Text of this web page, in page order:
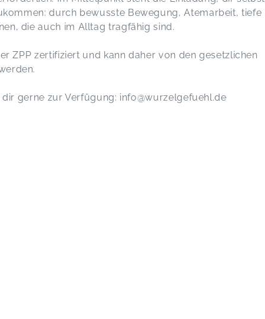
durch bewusste Bewegung, Atemarbeit, tiefe
die auch im Alltag tragfähig sind.
ZPP zertifiziert und kann daher von den gesetzlichen
gerne zur Verfügung: info@wurzelgefuehl.de